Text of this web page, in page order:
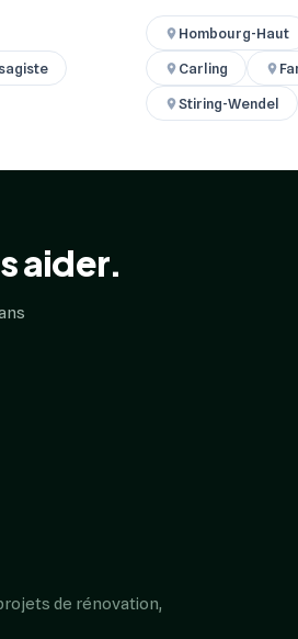
Hombourg-Haut
Carling
Stiring-Wendel
aider.
de rénovation,